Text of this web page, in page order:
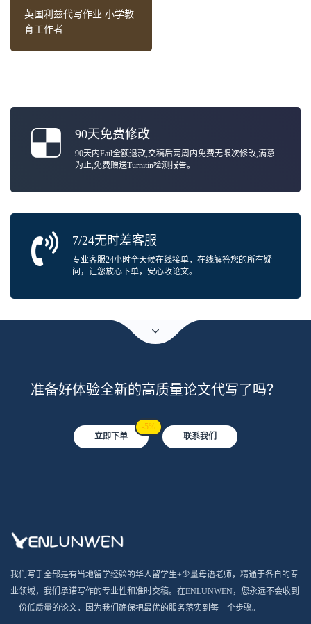
英国利兹代写作业:小学教
育工作者
90天免费修改
90天内Fail全额退款,交稿后两周内免费无限次修改,满意
为止,免费赠送Turnitin检测报告。
7/24无时差客服
专业客服24小时全天候在线接单，在线解答您的所有疑
问，让您放心下单，安心收论文。
准备好体验全新的高质量论文代写了吗？
立即下单
-5%
联系我们
我们写手全部是有当地留学经验的华人留学生+少量母语老师，精通于各自的专
业领域，我们承诺写作的专业性和准时交稿。在ENLUNWEN，您永远不会收到
一份低质量的论文，因为我们确保把最优的服务落实到每一个步骤。